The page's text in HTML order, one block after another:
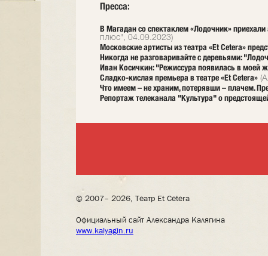
Пресса:
В Магадан со спектаклем «Лодочник»
плюс", 04.09.2023)
Московские артисты из театра «Et Cetera»
Никогда не разговаривайте с деревьями:
Иван Косичкин: "Режиссура появилась в моей
Сладко-кислая премьера в театре «Et Cetera»
Что имеем – не храним, потерявши – плачем.
Репортаж телеканала "Культура" о
© 2007– 2026, Театр Et Cetera
Официальный сайт Александра Калягина
www.kalyagin.ru